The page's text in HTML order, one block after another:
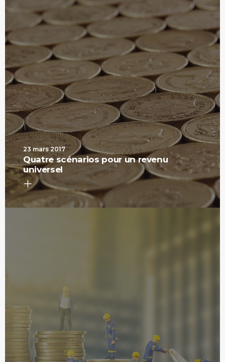
23 mars 2017
Quatre scénarios pour un revenu
universel